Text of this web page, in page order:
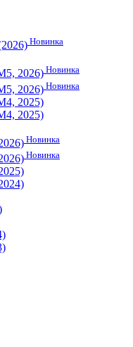
Новинка
2026)Новинка
2026)Новинка
2025)
2025)
Новинка
Новинка